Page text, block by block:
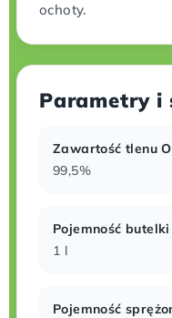
ochoty.
Parametry i
Zawartość tlenu
99,5%
Pojemność butelki
1 l
Pojemność